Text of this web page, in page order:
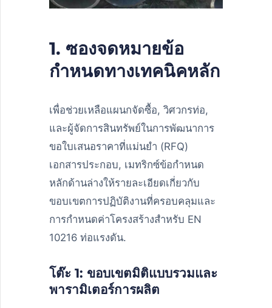
1. ซองจดหมายข้อ
กำหนดทางเทคนิคหลัก
เพื่อช่วยเหลือแผนกจัดซื้อ, วิศวกรท่อ,
และผู้จัดการสินทรัพย์ในการพัฒนาการ
ขอใบเสนอราคาที่แม่นยำ (RFQ)
เอกสารประกอบ, เมทริกซ์ข้อกำหนด
หลักด้านล่างให้รายละเอียดเกี่ยวกับ
ขอบเขตการปฏิบัติงานที่ครอบคลุมและ
การกำหนดค่าโครงสร้างสำหรับ EN
10216 ท่อแรงดัน.
โต๊ะ 1: ขอบเขตมิติแบบรวมและ
พารามิเตอร์การผลิต